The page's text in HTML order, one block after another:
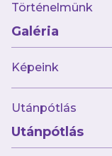
Történelmünk
Galéria
Képeink
Utánpótlás
Utánpótlás
Utánpótlás
Babaváró
ajándékcsomag
Újpest FC
TAO
Klub infó
Sajtó